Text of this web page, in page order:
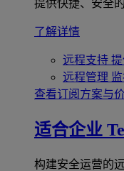
提供快捷、安全
了解详情
远程支持
远程管理
查看订阅方案与
适合企业
构建安全运营的